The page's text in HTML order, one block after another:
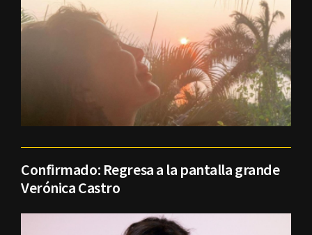
Confirmado: Regresa a la pantalla grande
Verónica Castro